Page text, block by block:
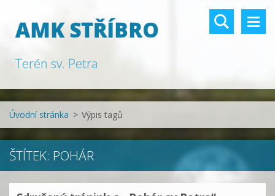
AMK STŘÍBRO
Terén sv. Petra
Úvodní stránka > Výpis tagů
ŠTÍTEK: POHÁR